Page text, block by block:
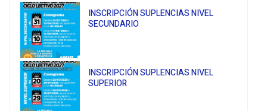
INSCRIPCIÓN SUPLENCIAS NIVEL
SECUNDARIO
INSCRIPCIÓN SUPLENCIAS NIVEL
SUPERIOR